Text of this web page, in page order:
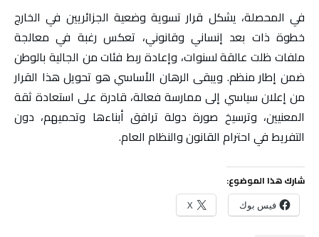
في المحصلة، يشكل قرار تسوية وضعية الجزائريين في الخارج
خطوة ذات بعد إنساني وقانوني، تعكس رغبة في معالجة
ملفات ظلت عالقة لسنوات، وإعادة ربط فئات من الجالية بالوطن
ضمن إطار منظم. ويبقى الرهان الأساسي هو تحويل هذا القرار
من إعلان سياسي إلى ممارسة فعالة، قادرة على استعادة ثقة
المعنيين، وترسيخ صورة دولة ترافق أبناءها وتحميهم، دون
التفريط في احترام القانون والنظام العام.
شارك هذا الموضوع:
فيس بوك X